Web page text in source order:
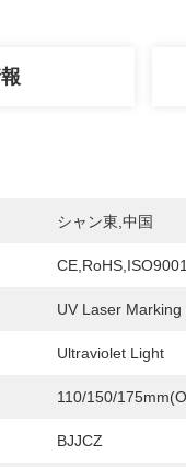
シャン東,中国
UV Laser
Ultraviolet Light
110/150/
BJJCZ